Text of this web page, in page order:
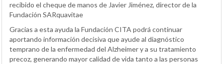
recibido el cheque de manos de Javier Jiménez, director de la
Fundación SARquavitae
Gracias a esta ayuda la Fundación CITA podrá continuar
aportando información decisiva que ayude al diagnóstico
temprano de la enfermedad del Alzheimer y a su tratamiento
precoz, generando mayor calidad de vida tanto a las personas